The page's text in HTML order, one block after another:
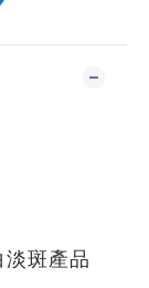
斑產品